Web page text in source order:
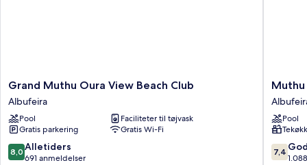
Grand
Muthu
Oura
View
Beach
Club
Albufeira
Grand Muthu Oura View Beach Club
Albufeira
Pool
Faciliteter til tøjvask
Gratis parkering
Gratis Wi-Fi
8.0
ud
8,0 Alletiders
691 anmeldelser
Muthu
Clube
Praia
da
Oura
Muthu
Pool
7.4
ud
7,4